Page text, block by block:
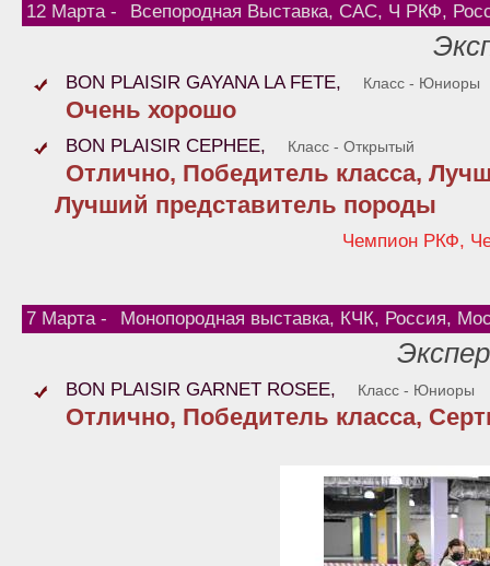
12 Марта - Всепородная Выставка, САС, Ч РКФ,
BON PLAISIR GAYANA LA FETE, Класс - Юниоры
Очень хорошо
BON PLAISIR CEPHEE, Класс - Открытый
Отлично, Победитель класса,
Лучший представитель породы
Чемпион РКФ,
7 Марта - Монопородная выставка, КЧК, Россия,
BON PLAISIR GARNET ROSEE, Класс - Юниоры
Отлично, Победитель класса,